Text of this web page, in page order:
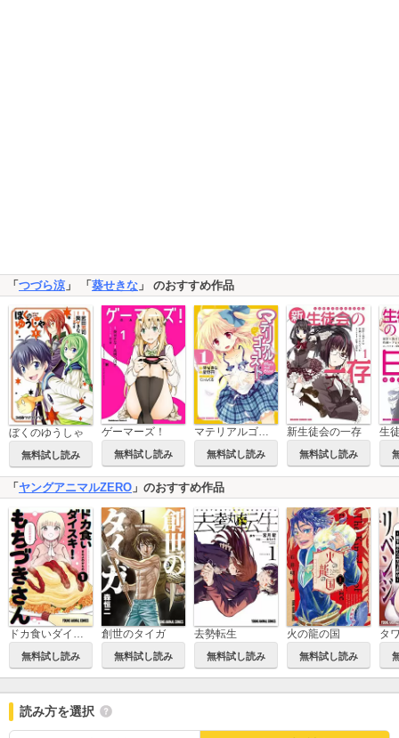
「 つづら涼 」 「 葵せきな 」 のおすすめ作品
ぼくのゆうしゃ
無料試し読み
ゲーマーズ！
無料試し読み
マテリアルゴースト
無料試し読み
新生徒会の一存
無料試し読み
生
「 ヤングアニマルZERO 」のおすすめ作品
ドカ食いダイスキ！ もちづきさん
無料試し読み
創世のタイガ
無料試し読み
去勢転生
無料試し読み
火の龍の国
無料試し読み
読み方を選択